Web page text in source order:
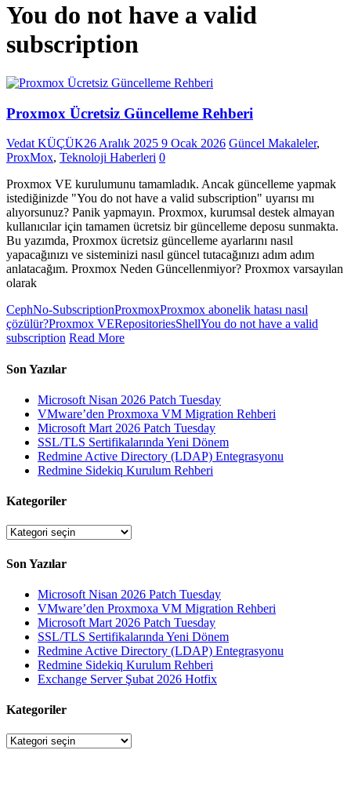
You do not have a valid
subscription
Proxmox Ücretsiz Güncelleme Rehberi
Vedat KÜÇÜK26 Aralık 2025 9 Ocak 2026 Güncel Makaleler,
ProxMox, Teknoloji Haberleri 0
Proxmox VE kurulumunu tamamladık. Ancak güncelleme yapmak
istediğinizde "You do not have a valid subscription" uyarısı mı
alıyorsunuz? Panik yapmayın. Proxmox, kurumsal destek almayan
kullanıcılar için tamamen ücretsiz bir güncelleme deposu sunmakta.
Bu yazımda, Proxmox ücretsiz güncelleme ayarlarını nasıl
yapacağınızı ve sisteminizi nasıl güncel tutacağınızı adım adım
anlatacağım. Proxmox Neden Güncellenmiyor? Proxmox varsayılan
olarak
CephNo-SubscriptionProxmoxProxmox abonelik hatası nasıl
çözülür?Proxmox VERepositoriesShellYou do not have a valid
subscription Read More
Son Yazılar
Microsoft Nisan 2026 Patch Tuesday
VMware’den Proxmoxa VM Migration Rehberi
Microsoft Mart 2026 Patch Tuesday
SSL/TLS Sertifikalarında Yeni Dönem
Redmine Active Directory (LDAP) Entegrasyonu
Redmine Sidekiq Kurulum Rehberi
Kategoriler
Kategoriler
Son Yazılar
Microsoft Nisan 2026 Patch Tuesday
VMware’den Proxmoxa VM Migration Rehberi
Microsoft Mart 2026 Patch Tuesday
SSL/TLS Sertifikalarında Yeni Dönem
Redmine Active Directory (LDAP) Entegrasyonu
Redmine Sidekiq Kurulum Rehberi
Exchange Server Şubat 2026 Hotfix
Kategoriler
Kategoriler